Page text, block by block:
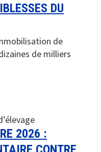
DU
de
de milliers
2026 :